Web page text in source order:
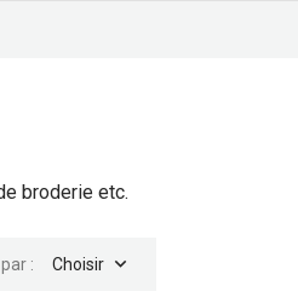
broderie etc.
: Choisir 